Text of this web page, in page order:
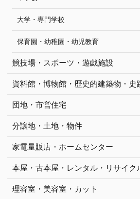
大学・専門学校
保育園・幼稚園・幼児教育
競技場・スポーツ・遊戯施設
資料館・博物館・歴史的建築物・史
団地・市営住宅
分譲地・土地・物件
家電量販店・ホームセンター
本屋・古本屋・レンタル・リサイク
理容室・美容室・カット